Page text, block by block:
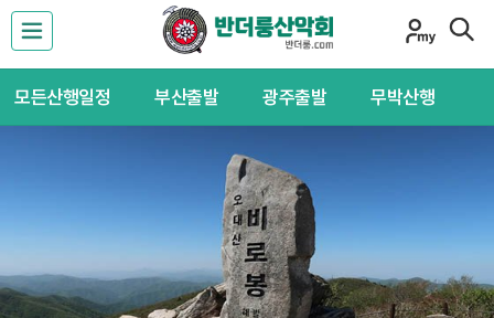
모든산행일정 부산출발 광주출발 무박산행